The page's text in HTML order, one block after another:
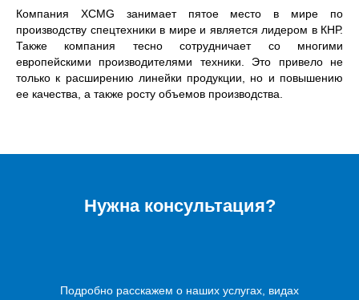
Компания XCMG занимает пятое место в мире по
производству спецтехники в мире и является лидером в КНР.
Также компания тесно сотрудничает со многими
европейскими производителями техники. Это привело не
только к расширению линейки продукции, но и повышению
ее качества, а также росту объемов производства.
Нужна консультация?
Подробно расскажем о наших услугах, видах